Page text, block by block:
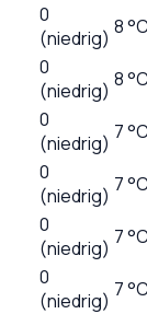
0
(niedrig) 8
0
(niedrig) 8
0
(niedrig) 7
0
(niedrig) 7
0
(niedrig) 7
0
(niedrig) 7